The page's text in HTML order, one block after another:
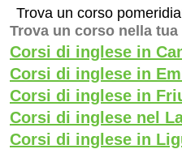
Trova un corso
Trova un corso nella tua
Corsi di inglese in
Corsi di inglese in
Corsi di inglese in
Corsi di inglese nel
Corsi di inglese in